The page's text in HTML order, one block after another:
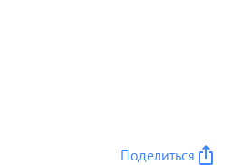
Поделиться